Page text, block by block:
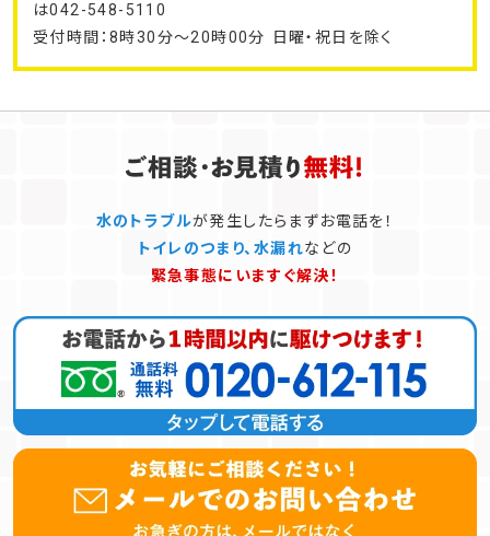
は042-548-5110
受付時間：8時30分～20時00分 日曜・祝日を除く
水のトラブルが発生したらまずお電話を！
トイレのつまり、水漏れなどの
緊急事態にいますぐ解決！